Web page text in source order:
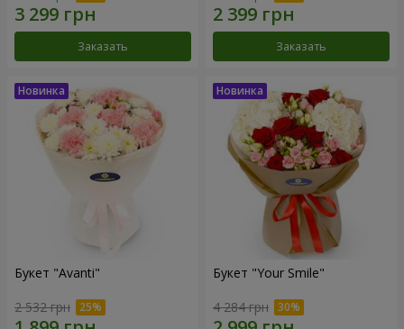
Заказать Заказать
Букет "Avanti"
2 532 грн
Букет "Your Smile"
4 284 грн